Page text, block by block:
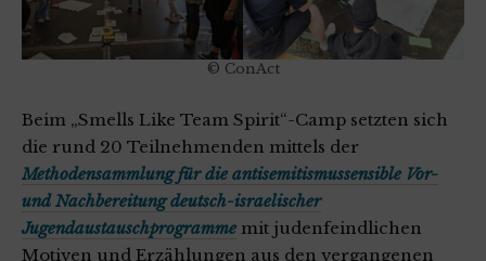
© ConAct
Beim „Smells Like Team Spirit“-Camp setzten sich
die rund 20 Teilnehmenden mittels der
Methodensammlung für die antisemitismussensible Vor-
und Nachbereitung deutsch-israelischer
Jugendaustauschprogramme mit judenfeindlichen
Motiven und Erzählungen aus den vergangenen